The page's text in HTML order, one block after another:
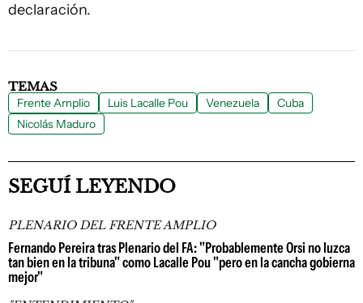
declaración.
TEMAS
Frente Amplio Luis Lacalle Pou Venezuela
Cuba
Nicolás Maduro
SEGUÍ LEYENDO
PLENARIO DEL FRENTE AMPLIO
Fernando Pereira tras Plenario del FA: "Probablemente Orsi no luzca
tan bien en la tribuna" como Lacalle Pou "pero en la cancha gobierna
mejor"